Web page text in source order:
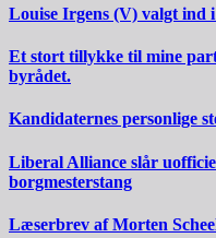
Louise Irgens (V) valgt ind
Et stort tillykke til mine
byrådet.
Kandidaternes personlige
Liberal Alliance slår
borgmesterstang
Læserbrev af Morten